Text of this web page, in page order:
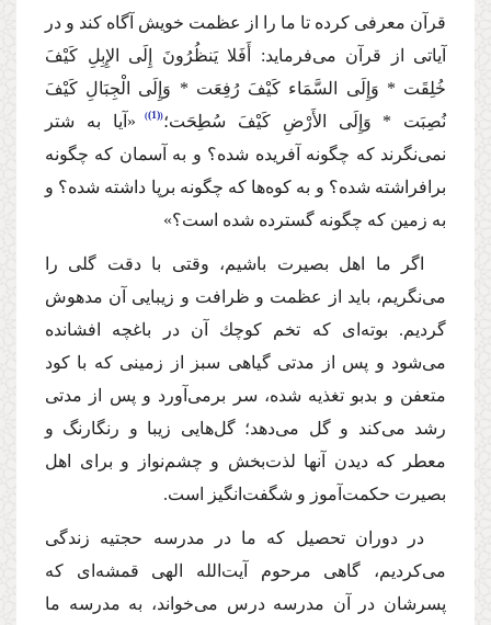
قرآن معرفی كرده تا ما را از عظمت خویش آگاه كند و در
آیاتی از قرآن می‌فرماید:
أَفَلا یَنظُرُونَ إِلَى الإِبِلِ كَیْفَ
خُلِقَت * وَإِلَى السَّمَاء كَیْفَ رُفِعَت * وَإِلَى الْجِبَالِ كَیْفَ
نُصِبَت * وَإِلَى الأَرْضِ كَیْفَ سُطِحَت؛ (1)
«آیا به شتر
نمی‌نگرند كه چگونه آفریده شده؟ و به آسمان كه چگونه
برافراشته شده؟ و به كوه‌ها كه چگونه برپا داشته شده؟ و
به زمین كه چگونه گسترده شده است؟»
اگر ما اهل بصیرت باشیم، وقتی با دقت گلی را
می‌نگریم، باید از عظمت و ظرافت و زیبایی آن مدهوش
گردیم. بوته‌ای كه تخم كوچك آن در باغچه‌ افشانده
می‌شود و پس از مدتی گیاهی سبز از زمینی كه با كود
متعفن و بدبو تغذیه شده، سر برمی‌آورد و پس از مدتی
رشد می‌كند و گل می‌دهد؛ گل‌هایی زیبا و رنگارنگ و
معطر كه دیدن آنها لذت‌بخش و چشم‌نواز و برای اهل
بصیرت حكمت‌آموز و شگفت‌انگیز است.
در دوران تحصیل كه ما در مدرسه حجتیه زندگی
می‌كردیم، گاهی مرحوم آیت‌الله الهی قمشه‌ای كه
پسرشان در آن مدرسه درس می‌خواند، به مدرسه ما